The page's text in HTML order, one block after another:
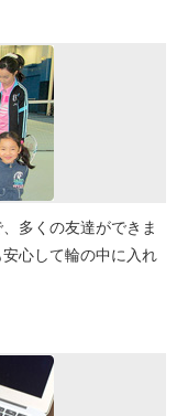
多くの友達ができま
心して輪の中に入れ